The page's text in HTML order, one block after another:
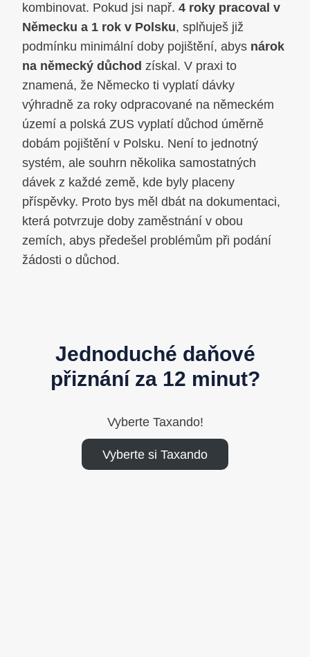
kombinovat. Pokud jsi např. 4 roky pracoval v
Německu a 1 rok v Polsku, splňuješ již
podmínku minimální doby pojištění, abys nárok
na německý důchod získal. V praxi to
znamená, že Německo ti vyplatí dávky
výhradně za roky odpracované na německém
území a polská ZUS vyplatí důchod úměrně
dobám pojištění v Polsku. Není to jednotný
systém, ale souhrn několika samostatných
dávek z každé země, kde byly placeny
příspěvky. Proto bys měl dbát na dokumentaci,
která potvrzuje doby zaměstnání v obou
zemích, abys předešel problémům při podání
žádosti o důchod.
Jednoduché daňové
přiznání za 12 minut?
Vyberte Taxando!
Vyberte si Taxando